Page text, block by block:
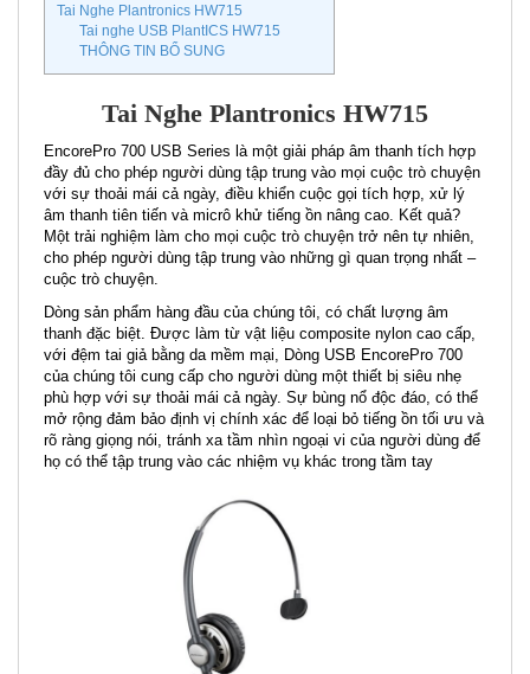
Tai Nghe Plantronics HW715
Tai nghe USB PlantICS HW715
THÔNG TIN BỔ SUNG
Tai Nghe Plantronics HW715
EncorePro 700 USB Series là một giải pháp âm thanh tích hợp
đầy đủ cho phép người dùng tập trung vào mọi cuộc trò chuyện
với sự thoải mái cả ngày, điều khiển cuộc gọi tích hợp, xử lý
âm thanh tiên tiến và micrô khử tiếng ồn nâng cao. Kết quả?
Một trải nghiệm làm cho mọi cuộc trò chuyện trở nên tự nhiên,
cho phép người dùng tập trung vào những gì quan trọng nhất –
cuộc trò chuyện.
Dòng sản phẩm hàng đầu của chúng tôi, có chất lượng âm
thanh đặc biệt. Được làm từ vật liệu composite nylon cao cấp,
với đệm tai giả bằng da mềm mại, Dòng USB EncorePro 700
của chúng tôi cung cấp cho người dùng một thiết bị siêu nhẹ
phù hợp với sự thoải mái cả ngày. Sự bùng nổ độc đáo, có thể
mở rộng đảm bảo định vị chính xác để loại bỏ tiếng ồn tối ưu và
rõ ràng giọng nói, tránh xa tầm nhìn ngoại vi của người dùng để
họ có thể tập trung vào các nhiệm vụ khác trong tầm tay